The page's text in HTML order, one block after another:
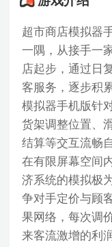
超市商店模拟器
一隅，从接手一
店起步，通过日
客服务，逐步积
模拟器手机版针
货架调整位置、
结算等交互流畅
在有限屏幕空间
济系统的模拟极
争对手定价与顾
果网络，每次调
来客流激增的利